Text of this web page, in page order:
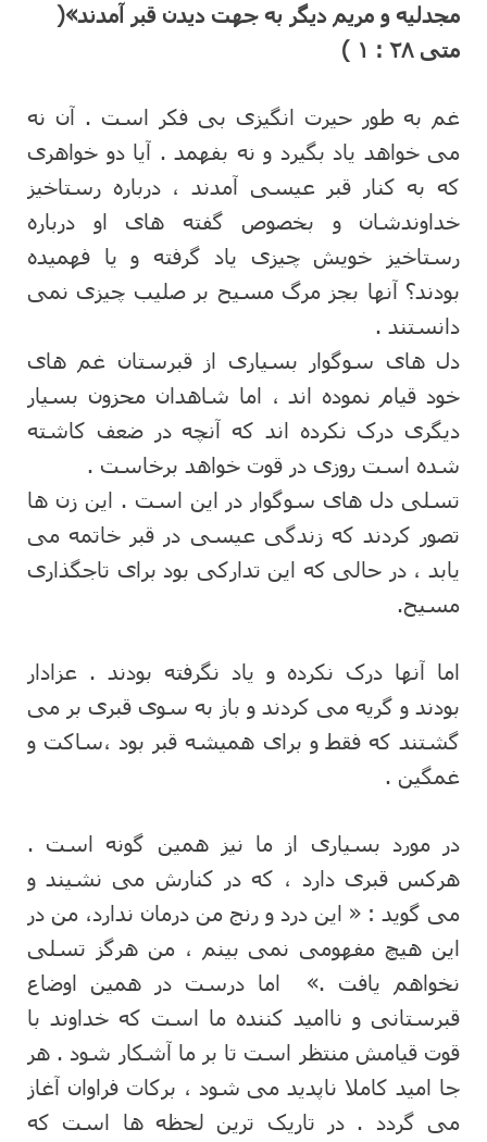
مجدلیه و مریم دیگر به جهت دیدن قبر آمدند»(
متی ۲۸ : ۱ )
غم به طور حیرت انگیزی بی فکر است . آن نه
می خواهد یاد بگیرد و نه بفهمد . آیا دو خواهری
که به کنار قبر عیسی آمدند ، درباره رستاخیز
خداوندشان و بخصوص گفته های او درباره
رستاخیز خویش چیزی یاد گرفته و یا فهمیده
بودند؟ آنها بجز مرگ مسیح بر صلیب چیزی نمی
دانستند .
دل های سوگوار بسیاری از قبرستان غم های
خود قیام نموده اند ، اما شاهدان محزون بسیار
دیگری درک نکرده اند که آنچه در ضعف کاشته
شده است روزی در قوت خواهد برخاست .
تسلی دل های سوگوار در این است . این زن ها
تصور کردند که زندگی عیسی در قبر خاتمه می
یابد ، در حالی که این تدارکی بود برای تاجگذاری
مسیح.
اما آنها درک نکرده و یاد نگرفته بودند . عزادار
بودند و گریه می کردند و باز به سوی قبری بر می
گشتند که فقط و برای همیشه قبر بود ،ساکت و
غمگین .
در مورد بسیاری از ما نیز همین گونه است .
هرکس قبری دارد ، که در کنارش می نشیند و
می گوید : « این درد و رنج من درمان ندارد، من در
این هیچ مفهومی نمی بینم ، من هرگز تسلی
نخواهم یافت .» اما درست در همین اوضاع
قبرستانی و ناامید کننده ما است که خداوند با
قوت قیامش منتظر است تا بر ما آشکار شود . هر
جا امید کاملا ناپدید می شود ، برکات فراوان آغاز
می گردد . در تاریک ترین لحظه ها است که